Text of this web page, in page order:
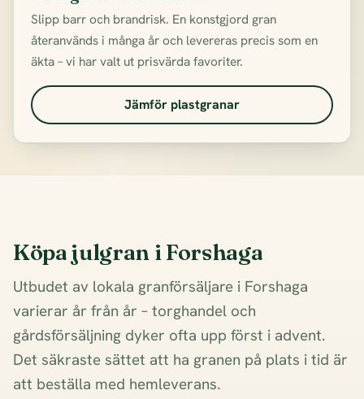
Slipp barr och brandrisk. En konstgjord gran
återanvänds i många år och levereras precis som en
äkta – vi har valt ut prisvärda favoriter.
Jämför plastgranar
Köpa julgran i Forshaga
Utbudet av lokala granförsäljare i Forshaga
varierar år från år – torghandel och
gårdsförsäljning dyker ofta upp först i advent.
Det säkraste sättet att ha granen på plats i tid är
att beställa med hemleverans.